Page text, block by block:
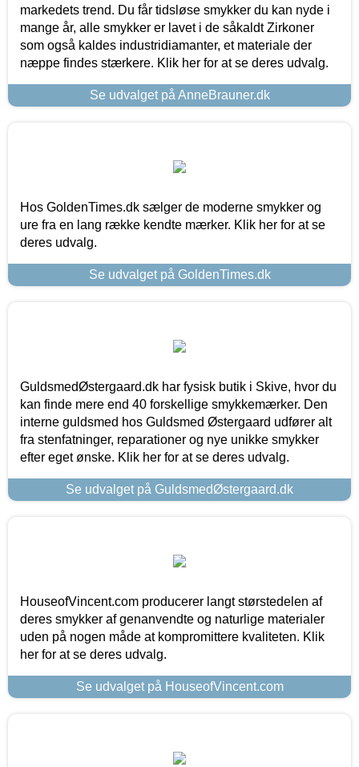
markedets trend. Du får tidsløse smykker du kan nyde i
mange år, alle smykker er lavet i de såkaldt Zirkoner
som også kaldes industridiamanter, et materiale der
næppe findes stærkere. Klik her for at se deres udvalg.
Se udvalget på AnneBrauner.dk
Hos GoldenTimes.dk sælger de moderne smykker og
ure fra en lang række kendte mærker. Klik her for at se
deres udvalg.
Se udvalget på GoldenTimes.dk
GuldsmedØstergaard.dk har fysisk butik i Skive, hvor du
kan finde mere end 40 forskellige smykkemærker. Den
interne guldsmed hos Guldsmed Østergaard udfører alt
fra stenfatninger, reparationer og nye unikke smykker
efter eget ønske. Klik her for at se deres udvalg.
Se udvalget på GuldsmedØstergaard.dk
HouseofVincent.com producerer langt størstedelen af
deres smykker af genanvendte og naturlige materialer
uden på nogen måde at kompromittere kvaliteten. Klik
her for at se deres udvalg.
Se udvalget på HouseofVincent.com